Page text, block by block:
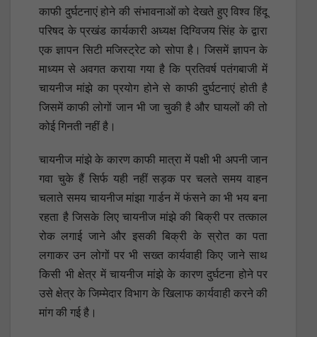
काफी दुर्घटनाएं होने की संभावनाओं को देखते हुए विश्व हिंदू
परिषद के प्रखंड कार्यकारी अध्यक्ष दिग्विजय सिंह के द्वारा
एक ज्ञापन सिटी मजिस्ट्रेट को सोपा है। जिसमें ज्ञापन के
माध्यम से अवगत कराया गया है कि प्रतिवर्ष पतंगबाजी में
चायनीज मांझे का प्रयोग होने से काफी दुर्घटनाएं होती है
जिसमें काफी लोगों जान भी जा चुकी है और घायलों की तो
कोई गिनती नहीं है।
चायनीज मांझे के कारण काफी मात्रा में पक्षी भी अपनी जान
गवा चुके हैं सिर्फ यही नहीं सड़क पर चलते समय वाहन
चलाते समय चायनीज मांझा गार्डन में फंसने का भी भय बना
रहता है जिसके लिए चायनीज मांझे की बिक्री पर तत्काल
रोक लगाई जाने और इसकी बिक्री के स्रोत का पता
लगाकर उन लोगों पर भी सख्त कार्यवाही किए जाने साथ
किसी भी क्षेत्र में चायनीज मांझे के कारण दुर्घटना होने पर
उसे क्षेत्र के जिम्मेदार विभाग के खिलाफ कार्यवाही करने की
मांग की गई है।